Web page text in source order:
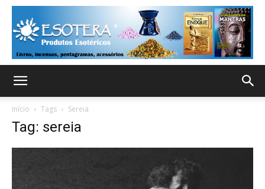
Início Tags Sereia
Tag: sereia